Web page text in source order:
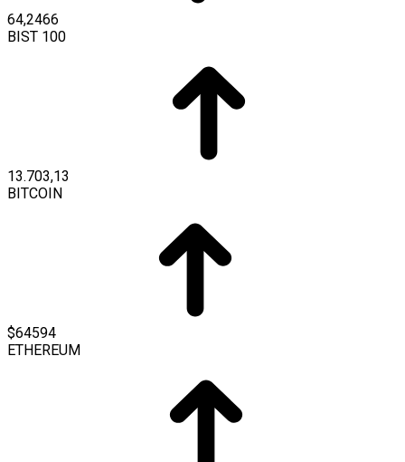
64,2466
BIST 100
13.703,13
BITCOIN
$64594
ETHEREUM